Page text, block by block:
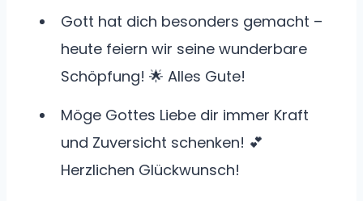
Gott hat dich besonders gemacht –
heute feiern wir seine wunderbare
Schöpfung! 🌟 Alles Gute!
Möge Gottes Liebe dir immer Kraft
und Zuversicht schenken! 💕
Herzlichen Glückwunsch!